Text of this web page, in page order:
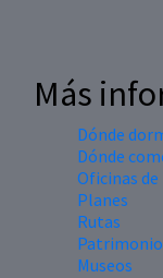
Más
Dónde
Dónde
Oficinas
Planes
Rutas
Patrimonio
Museos